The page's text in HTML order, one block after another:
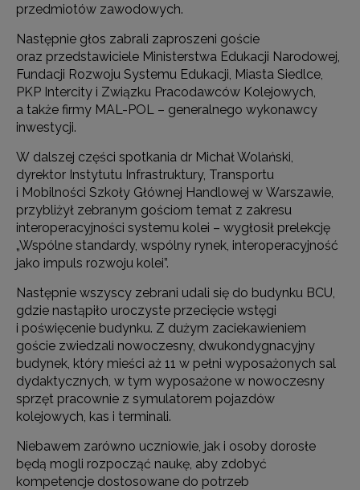
przedmiotów zawodowych.
Następnie głos zabrali zaproszeni goście
oraz przedstawiciele Ministerstwa Edukacji Narodowej,
Fundacji Rozwoju Systemu Edukacji, Miasta Siedlce,
PKP Intercity i Związku Pracodawców Kolejowych,
a także firmy MAL-POL – generalnego wykonawcy
inwestycji.
W dalszej części spotkania dr Michał Wolański,
dyrektor Instytutu Infrastruktury, Transportu
i Mobilności Szkoły Głównej Handlowej w Warszawie,
przybliżył zebranym gościom temat z zakresu
interoperacyjności systemu kolei – wygłosił prelekcję
„Wspólne standardy, wspólny rynek, interoperacyjność
jako impuls rozwoju kolei”.
Następnie wszyscy zebrani udali się do budynku BCU,
gdzie nastąpiło uroczyste przecięcie wstęgi
i poświęcenie budynku. Z dużym zaciekawieniem
goście zwiedzali nowoczesny, dwukondygnacyjny
budynek, który mieści aż 11 w pełni wyposażonych sal
dydaktycznych, w tym wyposażone w nowoczesny
sprzęt pracownie z symulatorem pojazdów
kolejowych, kas i terminali.
Niebawem zarówno uczniowie, jak i osoby dorosłe
będą mogli rozpocząć naukę, aby zdobyć
kompetencje dostosowane do potrzeb